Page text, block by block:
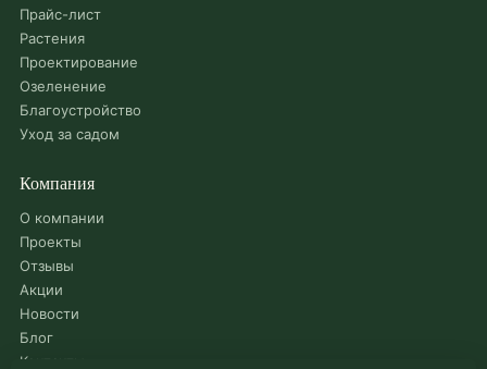
Прайс-лист
Растения
Проектирование
Озеленение
Благоустройство
Уход за садом
Компания
О компании
Проекты
Отзывы
Акции
Новости
Блог
Контакты